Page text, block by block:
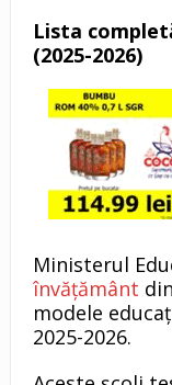
Lista
(2025-2026)
Ministerul
învățământ
modele
2025-2026.